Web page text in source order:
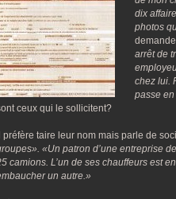
dix
photos
arrêt de
chez lui.
passe
ceux qui le sollicitent?
Il préfère taire leur nom mais parle de
«Un patron d’une entreprise
camions. L’un de ses chauffeurs est
un autre.»